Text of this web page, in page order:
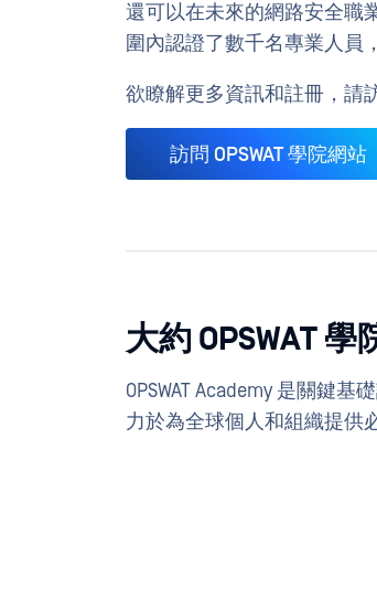
還可以在未來的網路安全職
圍內認證了數千名專業人員
欲瞭解更多資訊和註冊，請
訪問 OPSWAT 學院網站
大約 OPSWAT 學
OPSWAT Academy 是關鍵
力於為全球個人和組織提供